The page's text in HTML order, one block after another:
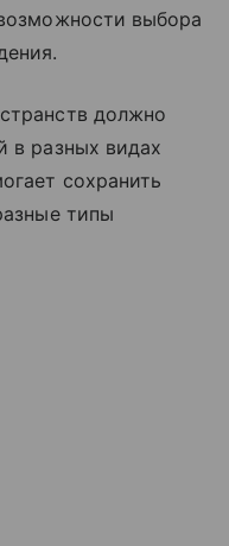
выбора
должно
в разных видах
сохранить
типы